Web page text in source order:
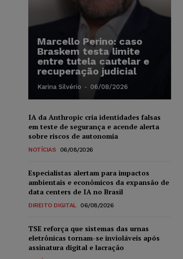
Marcello Perino: caso
Braskem testa limite
entre tutela cautelar e
recuperação judicial
Karina Silvério - 06/08/2026
IA da Anthropic cria identidades falsas
em teste de segurança e acende alerta
sobre riscos de autonomia
NOTÍCIAS 06/08/2026
Especialistas alertam para impactos
ambientais e econômicos da expansão de
data centers de IA no Brasil
DIREITO DIGITAL 06/08/2026
TSE reforça que sistemas das urnas
eletrônicas tornam-se invioláveis após
assinatura digital e lacração